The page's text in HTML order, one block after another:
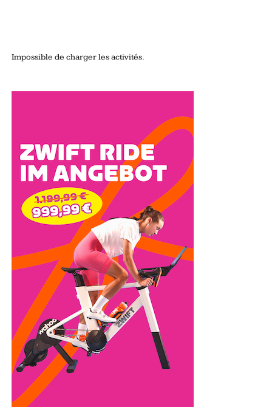
Impossible de charger les activités.